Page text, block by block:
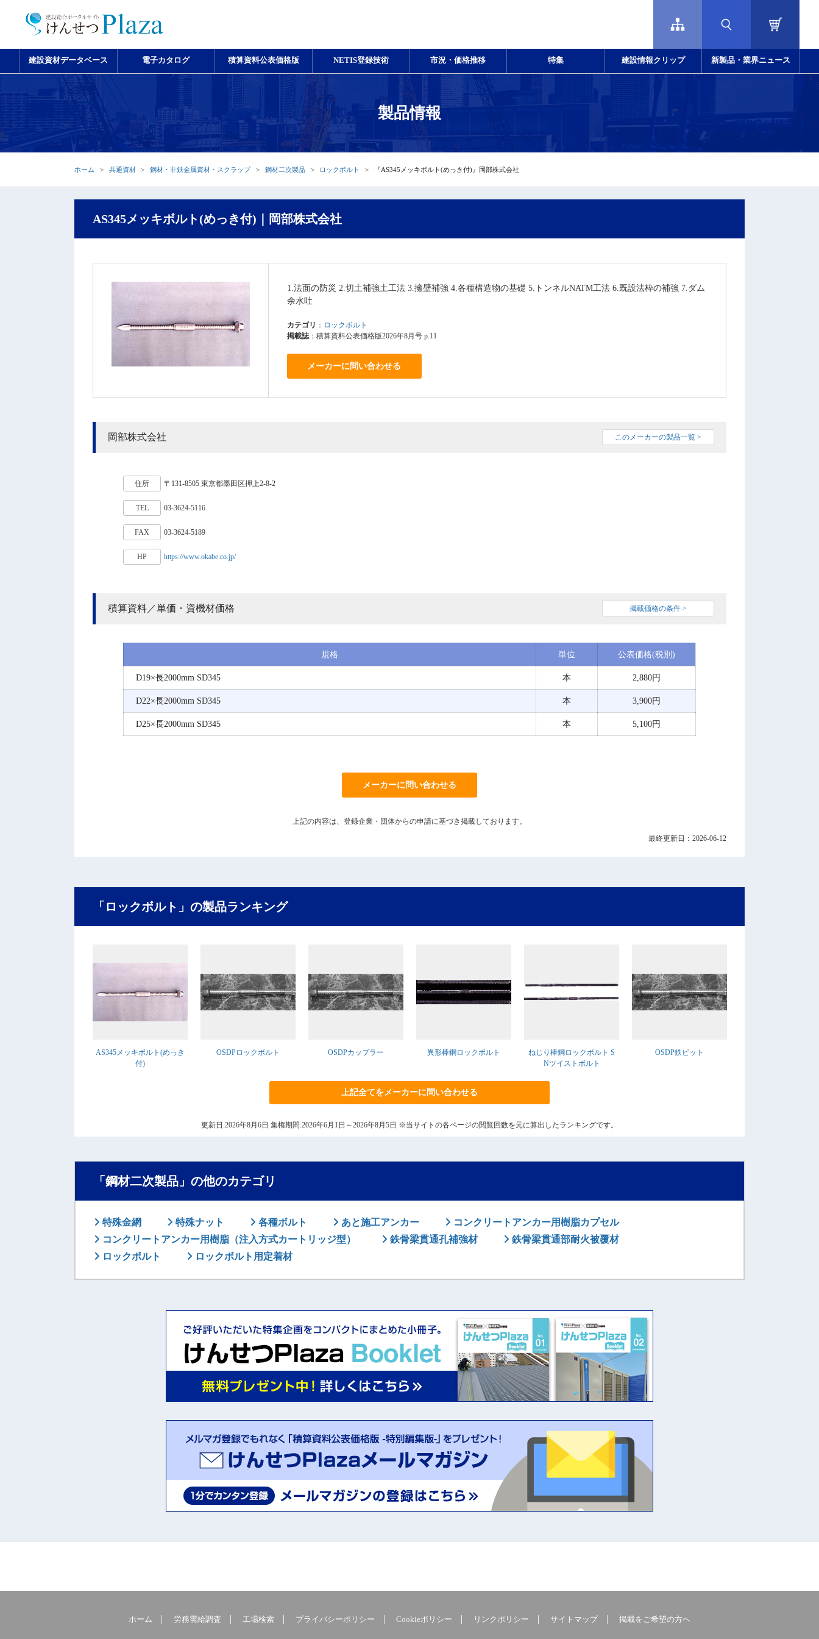
建設資材データベース 電子カタログ 積算資料公表価格版 NETIS登録技術 市況・価格推移 特集 建設情報クリップ 新製品・業界ニュース
製品情報
ホーム 共通資材 鋼材・非鉄金属資材・スクラップ 鋼材二次製品 ロックボルト 『AS345メッキボルト(めっき付)』岡部株式会社
AS345メッキボルト(めっき付)｜岡部株式会社
1.法面の防災 2.切土補強土工法 3.擁壁補強 4.各種構造物の基礎 5.トンネルNATM工法 6.既設法枠の補強 7.ダム
余水吐
カテゴリ ： ロックボルト
掲載誌：積算資料公表価格版2026年8月号 p.11
メーカーに問い合わせる
岡部株式会社 このメーカーの製品一覧 >
住所 〒131-8505 東京都墨田区押上2-8-2
TEL 03-3624-5116
FAX 03-3624-5189
HP https://www.okabe.co.jp/
積算資料／単価・資機材価格 掲載価格の条件 >
規格 単位 公表価格(税別)
D19×長2000mm SD345 本 2,880円
D22×長2000mm SD345 本 3,900円
D25×長2000mm SD345 本 5,100円
メーカーに問い合わせる
上記の内容は、登録企業・団体からの申請に基づき掲載しております。
最終更新日：2026-06-12
「ロックボルト」の製品ランキング
AS345メッキボルト(めっき
付)
OSDPロックボルト OSDPカップラー 異形棒鋼ロックボルト
ねじり棒鋼ロックボルト S
Nツイストボルト
OSDP鉄ビット
上記全てをメーカーに問い合わせる
更新日:2026年8月6日 集権期間:2026年6月1日～2026年8月5日 ※当サイトの各ページの閲覧回数を元に算出したランキングです。
「鋼材二次製品」の他のカテゴリ
特殊金網 特殊ナット 各種ボルト あと施工アンカー
コンクリートアンカー用樹脂カプセル
コンクリートアンカー用樹脂（注入方式カートリッジ型）
鉄骨梁貫通孔補強材
鉄骨梁貫通部耐火被覆材
ロックボルト
ロックボルト用定着材
ホーム 労務需給調査 工場検索 プライバシーポリシー Cookieポリシー リンクポリシー サイトマップ 掲載をご希望の方へ